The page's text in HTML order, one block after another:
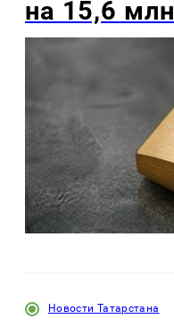
на 15,6 млн
Новости Татарстана